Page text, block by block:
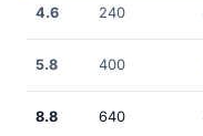
4.6 240
5.8 400
8.8 640